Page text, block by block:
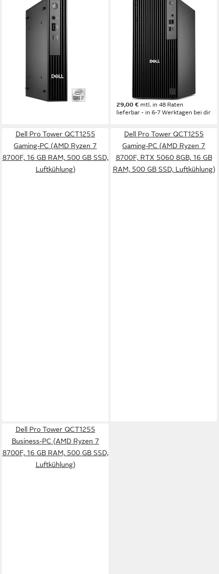
Dell Pro Micro (MJ5TK), Mini-
PC, (Windows 11 Pro) PC
mtl. in 48 Raten
lieferbar - in 3-4 Werktagen bei dir
Pro Tower Intel Core™ i5-
14500 16GB RAM, 512GB
SSD, Windows 11 Pro
999,00 €
29,00 € mtl. in 48 Raten
lieferbar - in 6-7 Werktagen bei dir
Dell Pro Tower QCT1255
Gaming-PC (AMD Ryzen 7
8700F, 16 GB RAM, 500 GB SSD,
Luftkühlung)
Dell Pro Tower QCT1255
Gaming-PC (AMD Ryzen 7
8700F, RTX 5060 8GB, 16 GB
RAM, 500 GB SSD, Luftkühlung)
Dell Pro Tower QCT1255
Business-PC (AMD Ryzen 7
8700F, 16 GB RAM, 500 GB SSD,
Luftkühlung)